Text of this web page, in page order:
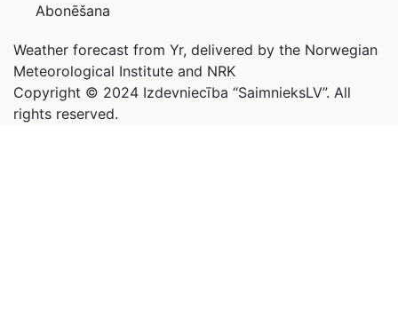
Abonēšana
Weather forecast from Yr, delivered by the Norwegian
Meteorological Institute and NRK
Copyright © 2024 Izdevniecība “SaimnieksLV”. All
rights reserved.